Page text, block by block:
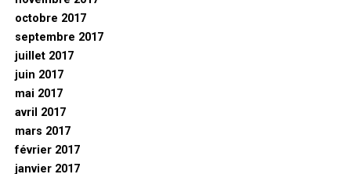
octobre 2017
septembre 2017
juillet 2017
juin 2017
mai 2017
avril 2017
mars 2017
février 2017
janvier 2017